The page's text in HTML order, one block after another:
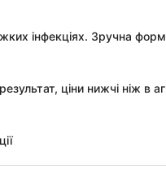
інфекціях. Зручна
ціни нижчі ніж в